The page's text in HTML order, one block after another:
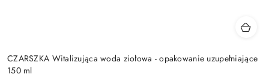
CZARSZKA Witalizująca woda ziołowa - opakowanie uzupełniające
150 ml